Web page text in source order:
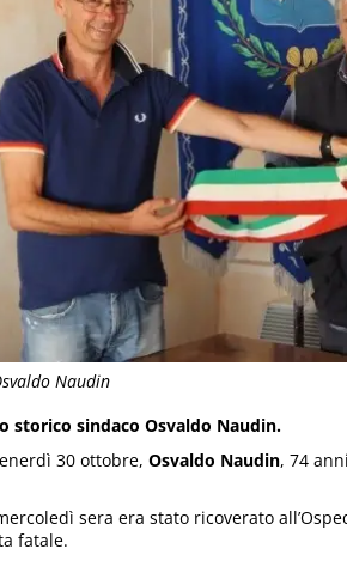
Naudin
storico sindaco Osvaldo Naudin.
30 ottobre, Osvaldo Naudin, 74
sera era stato ricoverato
fatale.